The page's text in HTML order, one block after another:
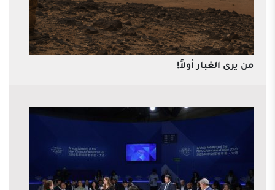
من يرى الغبار أولاً!